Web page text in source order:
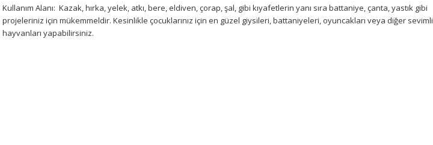
Kullanım Alanı: Kazak, hırka, yelek, atkı, bere, eldiven, çorap, şal, gibi kıyafetlerin yanı sıra battaniye, çanta, yastık gibi
projeleriniz için mükemmeldir. Kesinlikle çocuklarınız için en güzel giysileri, battaniyeleri, oyuncakları veya diğer sevimli
hayvanları yapabilirsiniz.